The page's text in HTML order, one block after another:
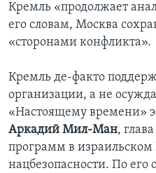
Кремль «продолжает
его словам, Москва
«сторонами конфликта».
Кремль де-факто
организации, а не
«Настоящему времени»
Аркадий Мил-Ман,
программ в израильском
нацбезопасности. По его